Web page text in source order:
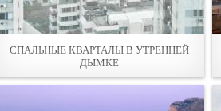
СПАЛЬНЫЕ КВАРТАЛЫ В УТРЕННЕЙ
ДЫМКЕ